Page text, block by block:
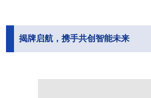
揭牌启航，携手共创智能未来